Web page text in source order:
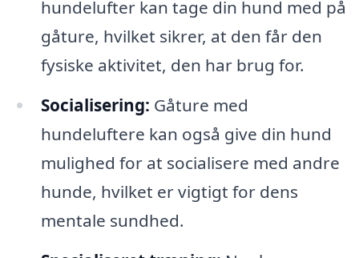
hundelufter kan tage din hund med på
gåture, hvilket sikrer, at den får den
fysiske aktivitet, den har brug for.
Socialisering: Gåture med
hundeluftere kan også give din hund
mulighed for at socialisere med andre
hunde, hvilket er vigtigt for dens
mentale sundhed.